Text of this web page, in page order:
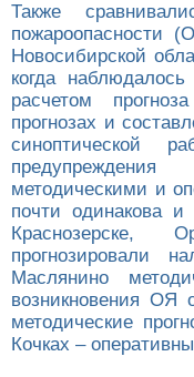
Также
пожароопасности
Новосибирской
когда
расчетом
прогнозах и
синоптической
методическими и
почти одинакова и
Краснозерске,
прогнозировали
Маслянино
возникновения
методические
Кочках –